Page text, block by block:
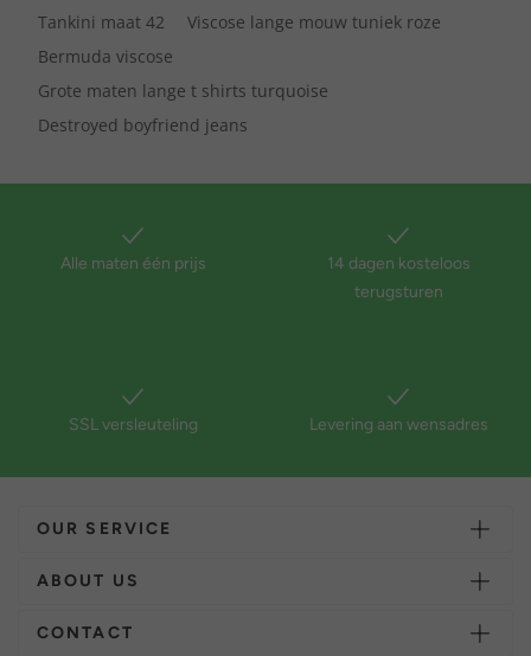
Tankini maat 42
Viscose lange mouw tuniek roze
Bermuda viscose
Grote maten lange t shirts turquoise
Destroyed boyfriend jeans
Alle maten één prijs
14 dagen kosteloos
terugsturen
SSL versleuteling Levering aan wensadres
OUR SERVICE
ABOUT US
CONTACT